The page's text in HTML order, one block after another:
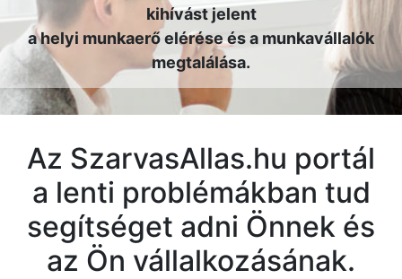
kihívást jelent
a helyi munkaerő elérése és a munkavállalók
megtalálása.
Az SzarvasAllas.hu portál
a lenti problémákban tud
segítséget adni Önnek és
az Ön vállalkozásának.